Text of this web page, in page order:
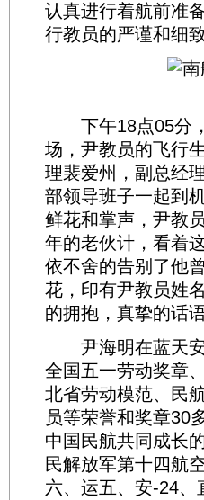
认真进行着航前准
行教员的严谨和细致
下午18点05分，
场，尹教员的飞行
理裴爱州，副总经
部领导班子一起到
鲜花和掌声，尹教
年的老伙计，看着
依不舍的告别了他
花，印有尹教员姓
的拥抱，真挚的话
尹海明在蓝天安
全国五一劳动奖章
北省劳动模范、民
员等荣誉和奖章30
中国民航共同成长
民解放军第十四航
六、运五、安-24